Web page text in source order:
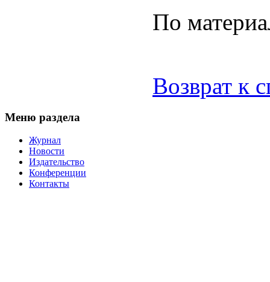
По
Возврат к
Меню раздела
Журнал
Новости
Издательство
Конференции
Контакты